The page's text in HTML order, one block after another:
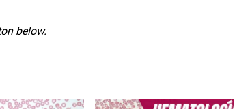
below.